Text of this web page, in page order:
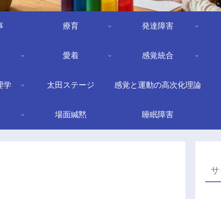
療育 発達障害
愛着 感覚統合
学 太田ステージ 感覚と運動の高次化理論
場面緘黙 睡眠障害